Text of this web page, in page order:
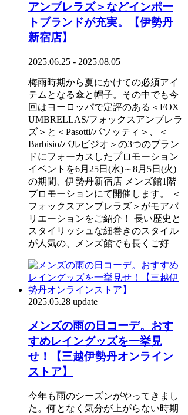
アンブレラズ＞などインポー
トブランドが充実。【伊勢丹
新宿店】
2025.06.25 - 2025.08.05
梅雨時期から夏にかけての必須アイ
テムとなる傘と帽子。その中でも今
回はヨーロッパで定評のある＜FOX
UMBRELLAS/フォックスアンブレラ
ズ＞と＜Pasotti/パソッティ＞、＜
Barbisio/バルビジオ＞の3つのブラン
ドにフォーカスしたプロモーション
イベントを6月25日(水)～8月5日(火)
の期間、伊勢丹新宿店 メンズ館1階
プロモーションにて開催します。 ＜
フォックスアンブレラズ＞がモアバ
リエーションをご紹介！ 長い歴史と
スタイリッシュな細巻きのスタイル
が人気の、メンズ館でも長くご好
2025.05.28 update
メンズの雨の日コーデ。おす
すめレイングッズを一挙見
せ！【三越伊勢丹オンライン
ストア】
今年も雨のシーズンがやってきまし
た。何となく気分が上がらない時期